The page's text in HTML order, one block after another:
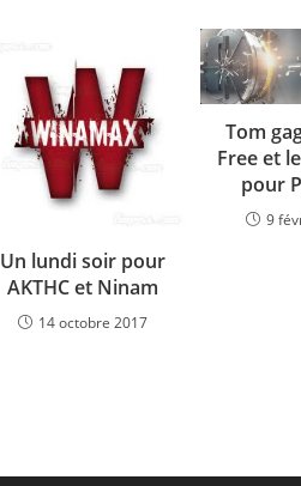
Un lundi soir pour
AKTHC et Ninam
14 octobre 2017
Tom
Free et
pour
9